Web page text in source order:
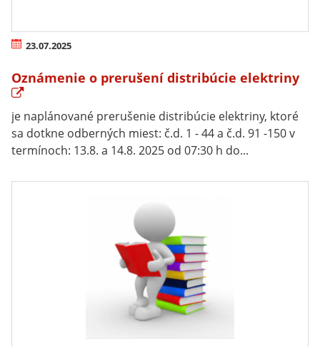
23.07.2025
Oznámenie o prerušení distribúcie elektriny
je naplánované prerušenie distribúcie elektriny, ktoré
sa dotkne odberných miest: č.d. 1 - 44 a č.d. 91 -150 v
termínoch: 13.8. a 14.8. 2025 od 07:30 h do...